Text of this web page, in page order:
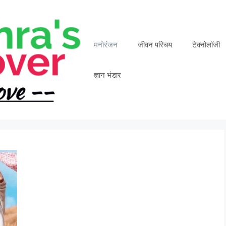
मनोरंजन जीवन परिचय टेक्नोलॉजी
ज्ञान भंडार